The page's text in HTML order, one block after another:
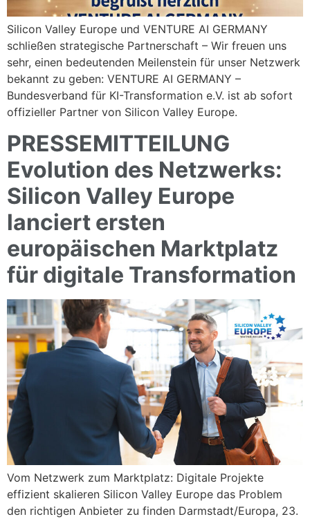
Silicon Valley Europe und VENTURE AI GERMANY
schließen strategische Partnerschaft – Wir freuen uns
sehr, einen bedeutenden Meilenstein für unser Netzwerk
bekannt zu geben: VENTURE AI GERMANY –
Bundesverband für KI-Transformation e.V. ist ab sofort
offizieller Partner von Silicon Valley Europe.
PRESSEMITTEILUNG
Evolution des Netzwerks:
Silicon Valley Europe
lanciert ersten
europäischen Marktplatz
für digitale Transformation
Vom Netzwerk zum Marktplatz: Digitale Projekte
effizient skalieren Silicon Valley Europe das Problem
den richtigen Anbieter zu finden Darmstadt/Europa, 23.